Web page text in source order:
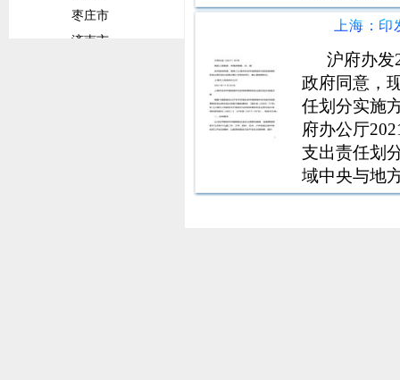
枣庄市
济南市
牵头完善全
台），向社
住房租赁市
沪府办发
政府同意，
任划分实施
府办公厅
支出责任划
域中央与地
发202013号